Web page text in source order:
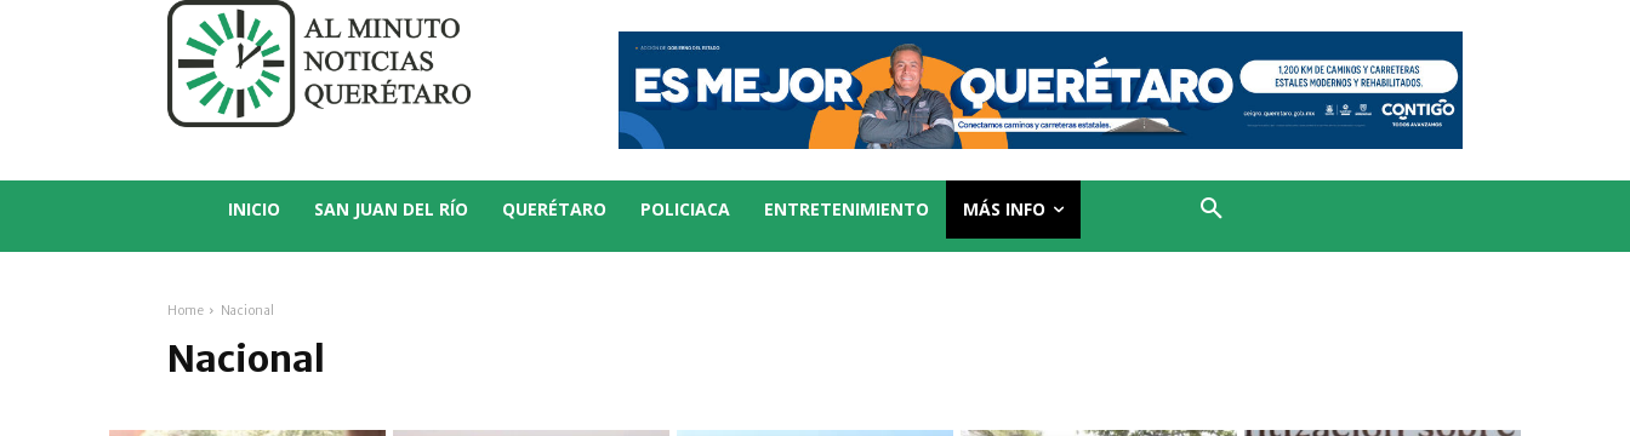
INICIO SAN JUAN DEL RÍO QUERÉTARO POLICIACA ENTRETENIMIENTO MÁS INFO
Home Nacional
Nacional